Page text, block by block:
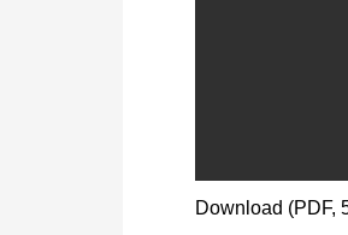
Download (PDF,